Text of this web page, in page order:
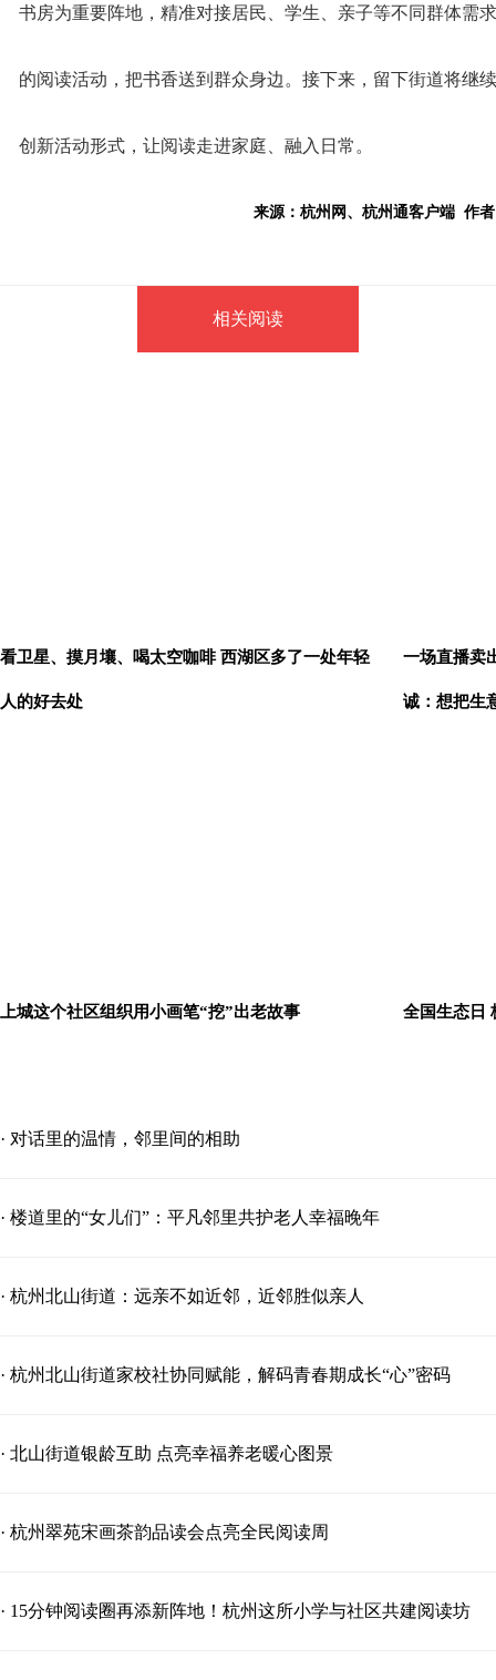
书房为重要阵地，精准对接居民、学生、亲子等不同群体需
的阅读活动，把书香送到群众身边。接下来，留下街道将继
创新活动形式，让阅读走进家庭、融入日常。
来源：杭州网、杭州通客户端 作
相关阅读
看卫星、摸月壤、喝太空咖啡 西湖区多了一处年轻
人的好去处
一场直播卖
诚：想把生
上城这个社区组织用小画笔“挖”出老故事 全国生态日
· 对话里的温情，邻里间的相助
· 楼道里的“女儿们”：平凡邻里共护老人幸福晚年
· 杭州北山街道：远亲不如近邻，近邻胜似亲人
· 杭州北山街道家校社协同赋能，解码青春期成长“心”密码
· 北山街道银龄互助 点亮幸福养老暖心图景
· 杭州翠苑宋画茶韵品读会点亮全民阅读周
· 15分钟阅读圈再添新阵地！杭州这所小学与社区共建阅读坊